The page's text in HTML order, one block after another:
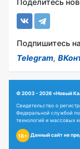
Поделитесь
Подпишитесь
Telegram,
© 2003 - 2026 «Новый
Свидетельство о
Федеральной службой
технологий и массовых
18+ Данный сайт не